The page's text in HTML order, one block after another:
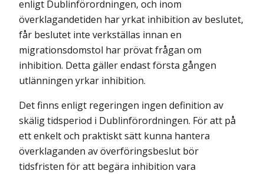
enligt Dublinförordningen, och inom
överklagandetiden har yrkat inhibition av beslutet,
får beslutet inte verkställas innan en
migrationsdomstol har prövat frågan om
inhibition. Detta gäller endast första gången
utlänningen yrkar inhibition.
Det finns enligt regeringen ingen definition av
skälig tidsperiod i Dublinförordningen. För att på
ett enkelt och praktiskt sätt kunna hantera
överklaganden av överföringsbeslut bör
tidsfristen för att begära inhibition vara